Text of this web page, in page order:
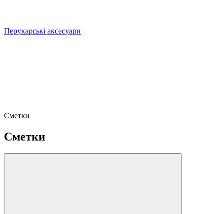
Перукарські аксесуари
Сметки
Сметки